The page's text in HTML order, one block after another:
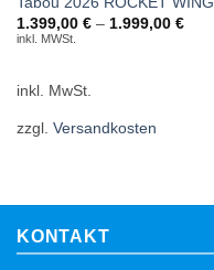
1.399,00 €– 1.999,00 €
inkl. MWSt.
inkl. MwSt.
zzgl. Versandkosten
KONTAKT